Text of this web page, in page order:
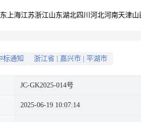
上海江苏浙江山东湖北四川 河北河南天津山
标通知 浙江省 嘉兴市 平湖市
JC-GK2025-014号
2025-06-19 10:07:14